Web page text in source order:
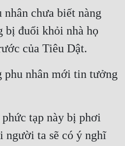
chưa biết nàng
bị đuổi khỏi nhà họ
của Tiêu Dật.
phu nhân mới tin tưởng
tạp này bị phơi
người ta sẽ có ý nghĩ